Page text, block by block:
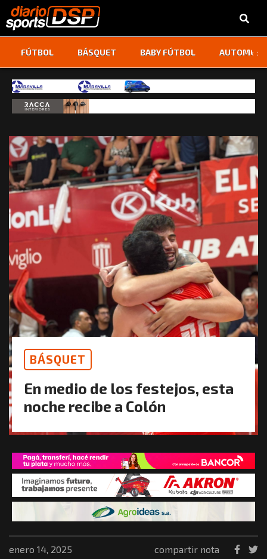
FÚTBOL BÁSQUET BABY FÚTBOL ‹ ›
BÁSQUET
En medio de los festejos, esta
noche recibe a Colón
enero 14, 2025 compartir nota